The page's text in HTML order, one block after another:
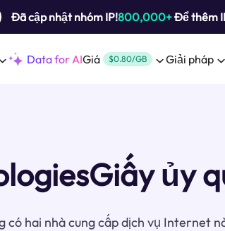
Đã cập nhật nhóm IP!800,000+Để thêm
Data for AIGiá $0.80/GB Giải pháp
ủy
có hai nhà cung cấp dịch vụ Internet